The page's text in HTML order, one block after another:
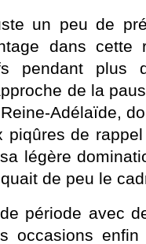
un peu de
dans cette
pendant plus
de la
Adélaïde,
de
légère
de peu le
période avec
occasions enfin